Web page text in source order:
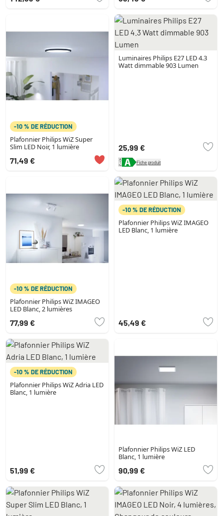
-10 % DE RÉDUCTION
Plafonnier Philips WiZ Super
Slim LED Noir, 1 lumière
71,49 €
Luminaires Philips E27 LED 4.3
Watt dimmable 903 Lumen
25,99 €
Fiche produit
-10 % DE RÉDUCTION
Plafonnier Philips WiZ IMAGEO
LED Blanc, 2 lumières
77,99 €
-10 % DE RÉDUCTION
Plafonnier Philips WiZ IMAGEO
LED Blanc, 1 lumière
45,49 €
-10 % DE RÉDUCTION
Plafonnier Philips WiZ Adria LED
Blanc, 1 lumière
51,99 €
Plafonnier Philips WiZ LED
Blanc, 1 lumière
90,99 €